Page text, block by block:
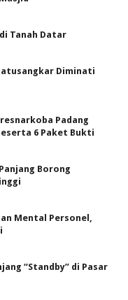
Tanah Datar
Diminati
Padang
6 Paket Bukti
Borong
Mental Personel,
“Standby” di Pasar